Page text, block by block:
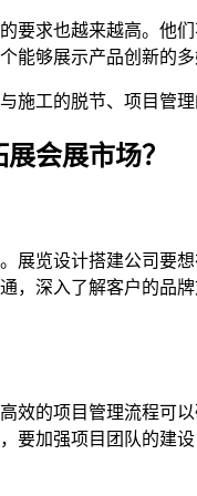
要求也越来越高。他
能够展示产品创新的多
施工的脱节、项目管
会展市场？
展览设计搭建公司要
，深入了解客户的品
效的项目管理流程可
要加强项目团队的建